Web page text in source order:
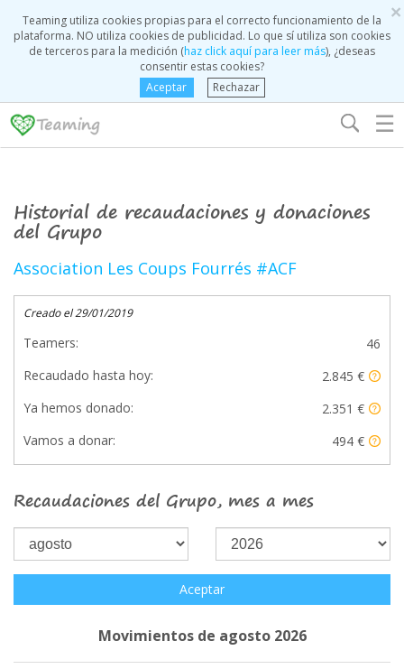
×
Teaming utiliza cookies propias para el correcto funcionamiento de la
plataforma. NO utiliza cookies de publicidad. Lo que sí utiliza son cookies
de terceros para la medición (haz click aquí para leer más), ¿deseas
consentir estas cookies?
Aceptar
Rechazar
☰
Historial de recaudaciones y donaciones
del Grupo
Association Les Coups Fourrés #ACF
Creado el 29/01/2019
Teamers:
46
Recaudado hasta hoy:
2.845 €
Ya hemos donado:
2.351 €
Vamos a donar:
494 €
Recaudaciones del Grupo, mes a mes
Aceptar
Movimientos de agosto 2026